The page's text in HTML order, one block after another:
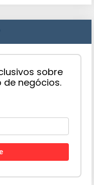
sobre
negócios.